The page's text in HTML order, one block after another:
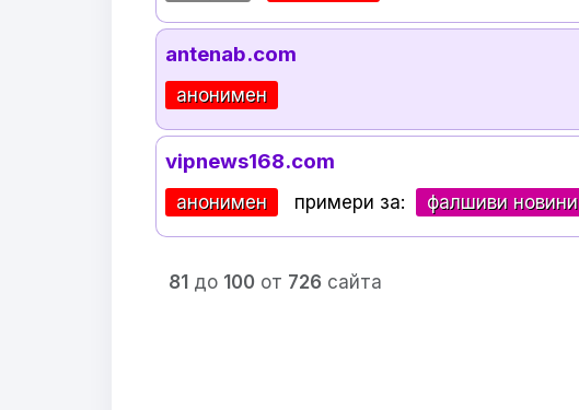
antenab.com
анонимен
vipnews168.com
анонимен примери за: фалшиви новини
81 до 100 от 726 сайта